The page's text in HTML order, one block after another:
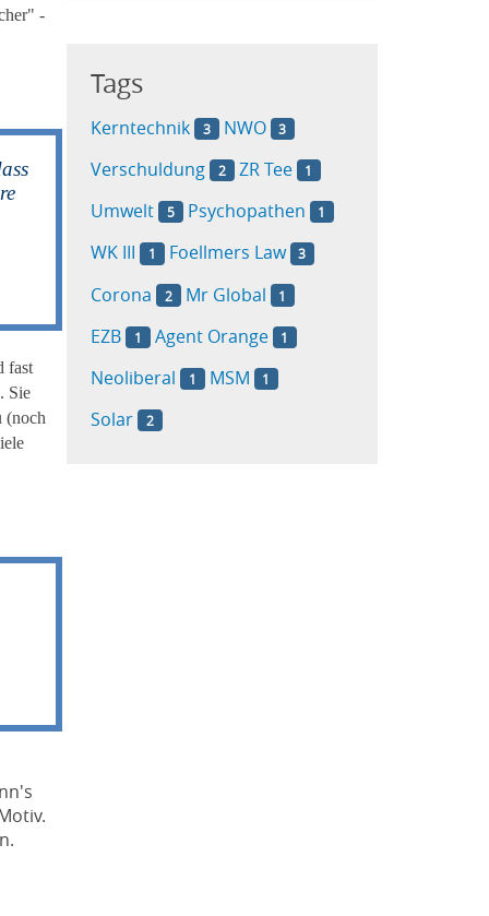
-
fast
Sie
(noch
Tags
Kerntechnik 3 NWO 3
Verschuldung 2 ZR Tee 1
Umwelt 5 Psychopathen 1
WK III 1 Foellmers Law 3
Corona 2 Mr Global 1
EZB 1 Agent Orange 1
Neoliberal 1 MSM 1
Solar 2